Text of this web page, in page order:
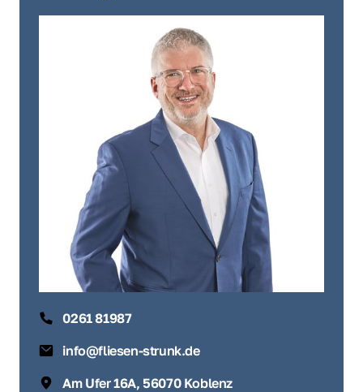
0261 81987
info@fliesen-strunk.de
Am Ufer 16A, 56070 Koblenz